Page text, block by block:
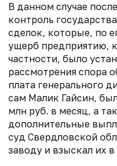
В данном случае
контроль
сделок, которые, по
ущерб предприятию,
частности, было
рассмотрения спора
плата генерального
сам Малик Гайсин,
млн руб. в месяц, а
дополнительные
суд Свердловской
заводу и взыскал их